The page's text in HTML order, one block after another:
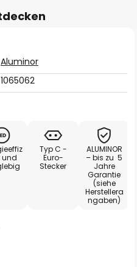
Aluminor
1065062
und
Typ C -
Euro-
Stecker
ALUMINOR
– bis zu 5
Jahre
Garantie
(siehe
Herstellera
ngaben)